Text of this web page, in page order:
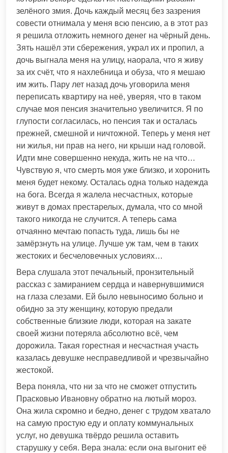
зелёного змия. Дочь каждый месяц без зазрения
совести отнимала у меня всю пенсию, а в этот раз
я решила отложить немного денег на чёрный день.
Зять нашёл эти сбережения, украл их и пропил, а
дочь выгнала меня на улицу, наорала, что я живу
за их счёт, что я нахлебница и обуза, что я мешаю
им жить. Пару лет назад дочь уговорила меня
переписать квартиру на неё, уверяя, что в таком
случае моя пенсия значительно увеличится. Я по
глупости согласилась, но пенсия так и осталась
прежней, смешной и ничтожной. Теперь у меня нет
ни жилья, ни прав на него, ни крыши над головой.
Идти мне совершенно некуда, жить не на что…
Чувствую я, что смерть моя уже близко, и хоронить
меня будет некому. Осталась одна только надежда
на бога. Всегда я жалела несчастных, которые
живут в домах престарелых, думала, что со мной
такого никогда не случится. А теперь сама
отчаянно мечтаю попасть туда, лишь бы не
замёрзнуть на улице. Лучше уж там, чем в таких
жестоких и бесчеловечных условиях…
Вера слушала этот печальный, пронзительный
рассказ с замиранием сердца и навернувшимися
на глаза слезами. Ей было невыносимо больно и
обидно за эту женщину, которую предали
собственные близкие люди, которая на закате
своей жизни потеряла абсолютно всё, чем
дорожила. Такая горестная и несчастная участь
казалась девушке несправедливой и чрезвычайно
жестокой.
Вера поняла, что ни за что не сможет отпустить
Прасковью Ивановну обратно на лютый мороз.
Она жила скромно и бедно, денег с трудом хватало
на самую простую еду и оплату коммунальных
услуг, но девушка твёрдо решила оставить
старушку у себя. Вера знала: если она выгонит её